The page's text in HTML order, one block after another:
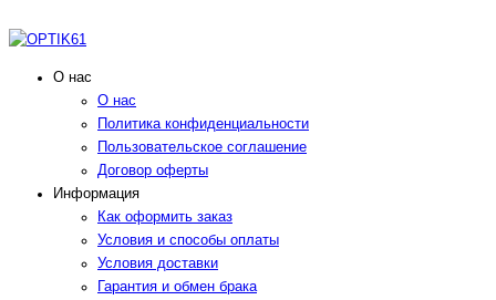
О нас
О нас
Политика конфиденциальности
Пользовательское соглашение
Договор оферты
Информация
Как оформить заказ
Условия и способы оплаты
Условия доставки
Гарантия и обмен брака